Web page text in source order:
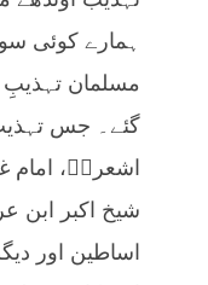
ہمارے کوئی
مسلمان
گئے۔ جس
اشعریؒ، امام
شیخ اکبر ابن
اساطین اور